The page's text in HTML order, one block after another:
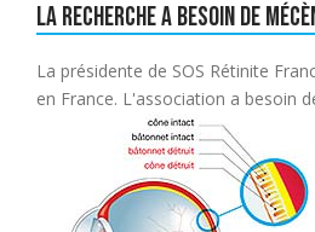
La recherche a besoin de
La présidente de SOS Rétinite
en France. L'association a besoin